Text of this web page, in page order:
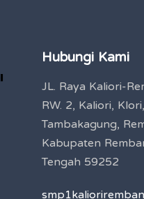
Hubungi Kami
JL. Raya Kaliori-
RW. 2, Kaliori, Klori,
Tambakagung,
Kabupaten
Tengah 59252